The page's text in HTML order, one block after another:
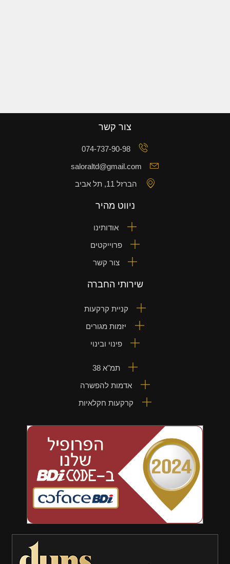
צור קשר
074-737-90-98
saloraltd@gmail.com
הברזל 11, תל אביב
ניווט מהיר
אודותינו
פרוייקטים
צור קשר
שירותי החברה
קניית קרקעות
יזמות מגורים
פינוי ובינוי
תמ"א 38
אדמות להפשרה
קרקעות חקלאיות